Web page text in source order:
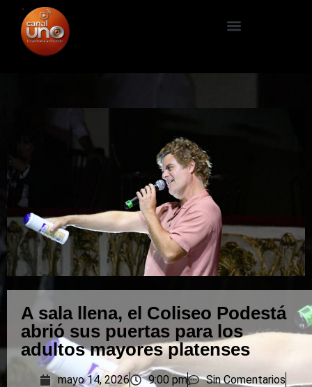
A sala llena, el Coliseo Podestá
abrió sus puertas para los
adultos mayores platenses
mayo 14, 2026 9:00 pm
Sin Comentarios